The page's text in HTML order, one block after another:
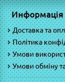
Информація
Доставка та
Політика
Умови
Умови обміну